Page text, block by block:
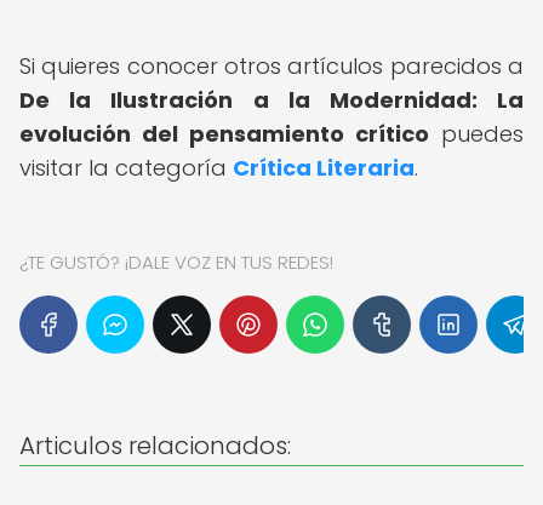
Si quieres conocer otros artículos parecidos a
De la Ilustración a la Modernidad: La
evolución del pensamiento crítico puedes
visitar la categoría Crítica Literaria.
¿TE GUSTÓ? ¡DALE VOZ EN TUS REDES!
Articulos relacionados: